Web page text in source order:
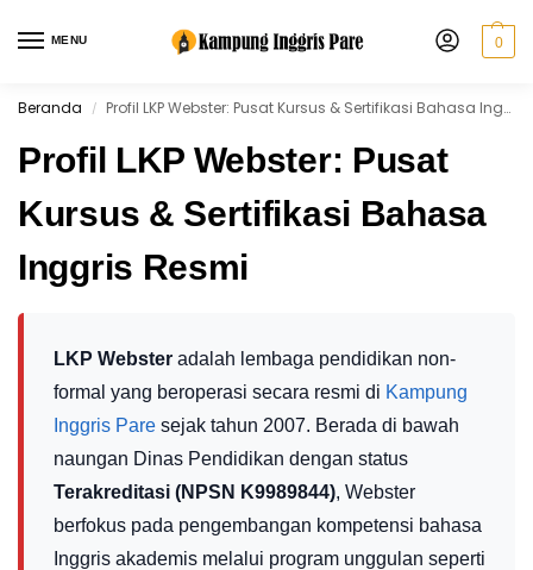
MENU 0
Beranda / Profil LKP Webster: Pusat Kursus & Sertifikasi Bahasa Inggris Resmi
Profil LKP Webster: Pusat
Kursus & Sertifikasi Bahasa
Inggris Resmi
LKP Webster adalah lembaga pendidikan non-
formal yang beroperasi secara resmi di Kampung
Inggris Pare sejak tahun 2007. Berada di bawah
naungan Dinas Pendidikan dengan status
Terakreditasi (NPSN K9989844), Webster
berfokus pada pengembangan kompetensi bahasa
Inggris akademis melalui program unggulan seperti